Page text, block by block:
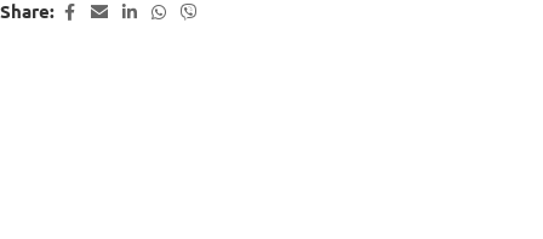
Share: